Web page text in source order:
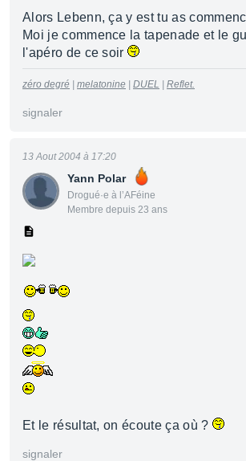
Alors Lebenn, ça y est tu as
Moi je commence la tapenade et le
l'apéro de ce soir
zéro degré melatonine DUEL Reflet.
signaler
Yann Polar
Drogué·e à l’AFéine
Membre depuis 23 ans
13 Aout 2004 à 17:20
Et le résultat, on écoute ça où ?
signaler